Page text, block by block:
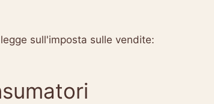
sull'imposta sulle vendite: